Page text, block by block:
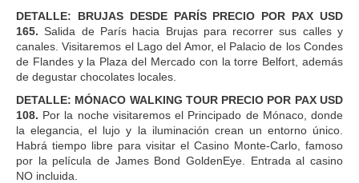
DETALLE: BRUJAS DESDE PARÍS PRECIO POR PAX USD
165.Salida de París hacia Brujas para recorrer sus calles y
canales. Visitaremos el Lago del Amor, el Palacio de los Condes
de Flandes y la Plaza del Mercado con la torre Belfort, además
de degustar chocolates locales.
DETALLE: MÓNACO WALKING TOUR PRECIO POR PAX USD
108. Por la noche visitaremos el Principado de Mónaco, donde
la elegancia, el lujo y la iluminación crean un entorno único.
Habrá tiempo libre para visitar el Casino Monte-Carlo, famoso
por la película de James Bond GoldenEye. Entrada al casino
NO incluida.